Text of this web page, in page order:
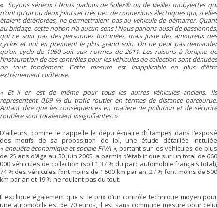
« Soyons sérieux ! Nous parlons de Solex® ou de vieilles mobylettes qui
n’ont qu’un ou deux joints et très peu de connexions électriques qui, si elles
étaient détériorées, ne permettraient pas au véhicule de démarrer. Quant
au bridage, cette notion n’a aucun sens ! Nous parlons aussi de passionnés,
qui ne sont pas des personnes fortunées, mais juste des amoureux des
cyclos et qui en prennent le plus grand soin. On ne peut pas demander
qu’un cyclo de 1960 soit aux normes de 2011. Les raisons à l’origine de
l’instauration de ces contrôles pour les véhicules de collection sont dénuées
de tout fondement. Cette mesure est inapplicable en plus d’être
extrêmement coûteuse.
« Et il en est de même pour tous les autres véhicules anciens. Ils
représentent 0,09 % du trafic routier en termes de distance parcourue.
Autant dire que les conséquences en matière de pollution et de sécurité
routière sont totalement insignifiantes. »
D’ailleurs, comme le rappelle le député-maire d’Étampes dans l’exposé
des motifs de sa proposition de loi, une étude détaillée intitulée
« enquête économique et sociale FIVA », portant sur les véhicules de plus
de 25 ans d’âge au 30 juin 2005, a permis d’établir que sur un total de 660
000 véhicules de collection (soit 1,37 % du parc automobile français total),
74 % des véhicules font moins de 1 500 km par an, 27 % font moins de 500
km par an et 19 % ne roulent pas du tout.
Il explique également que si le prix d’un contrôle technique moyen pour
une automobile est de 70 euros, il est sans commune mesure pour celui